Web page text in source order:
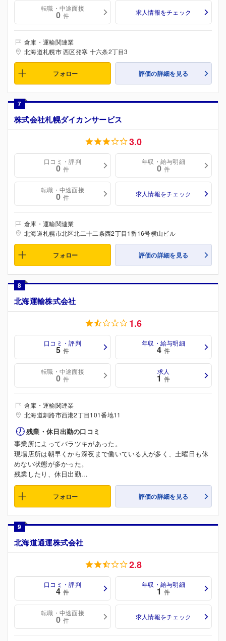
転職・中途面接
0 件 求人情報をチェック
倉庫・運輸関連業
北海道札幌市 西区発寒 十六条2丁目3
フォロー 評価の詳細を見る
7
株式会社札幌ダイカンサービス
3.0
口コミ・評判
0 件
年収・給与明細
0 件
転職・中途面接
0 件 求人情報をチェック
倉庫・運輸関連業
北海道札幌市北区北二十二条西2丁目1番16号横山ビル
フォロー 評価の詳細を見る
8
北海運輸株式会社
1.6
口コミ・評判
5 件
年収・給与明細
4 件
転職・中途面接
0 件
求人
1 件
倉庫・運輸関連業
北海道釧路市西港2丁目101番地11
残業・休日出勤の口コミ
事業所によってバラツキがあった。
現場店所は朝早くから深夜まで働いている人が多く、土曜日も休
めない状態が多かった。
残業したり、休日出勤...
フォロー 評価の詳細を見る
9
北海道通運株式会社
2.8
口コミ・評判
4 件
年収・給与明細
1 件
転職・中途面接
0 件 求人情報をチェック